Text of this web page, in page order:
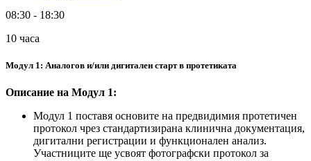
08:30 - 18:30
10 часа
Модул 1: Аналогов и/или дигитален старт в протетиката
Описание на Модул 1:
Модул 1 поставя основите на предвидимия протетичен
протокол чрез стандартизирана клинична документация,
дигитални регистрации и функционален анализ.
Участниците ще усвоят фотографски протокол за